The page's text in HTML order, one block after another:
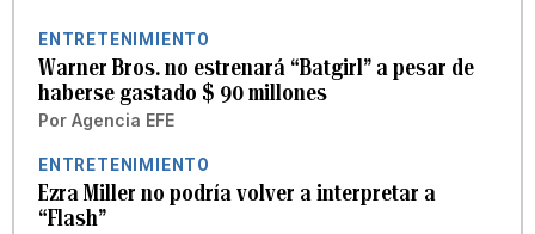
ENTRETENIMIENTO
Warner Bros. no estrenará “Batgirl” a pesar de
haberse gastado $ 90 millones
Por Agencia EFE
ENTRETENIMIENTO
Ezra Miller no podría volver a interpretar a
“Flash”